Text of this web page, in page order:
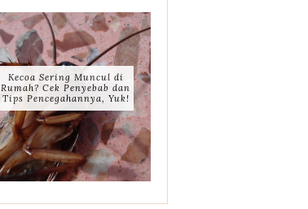
Kecoa Sering Muncul di
Rumah? Cek Penyebab dan
Tips Pencegahannya, Yuk!